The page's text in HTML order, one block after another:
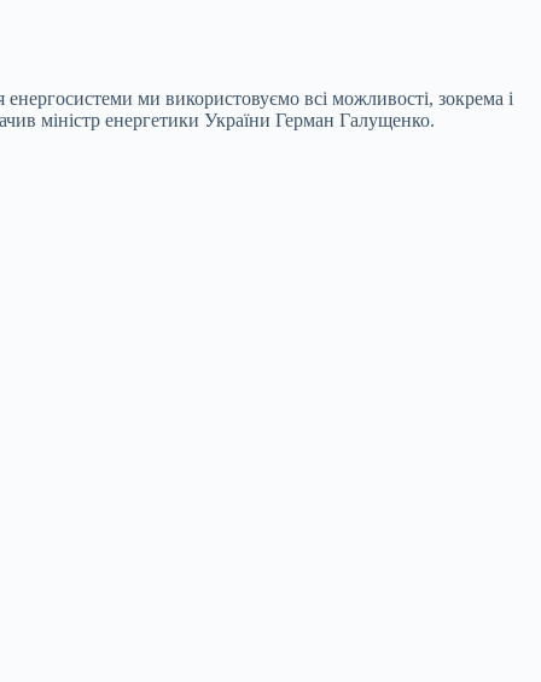
ми використовуємо всі можливості, зокрема і
міністр енергетики України Герман Галущенко.